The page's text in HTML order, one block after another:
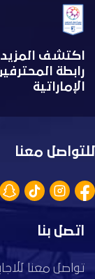
اكتشف
رابطة
الإماراتية
للتواصل معنا
اتصل بنا
تواصل معنا